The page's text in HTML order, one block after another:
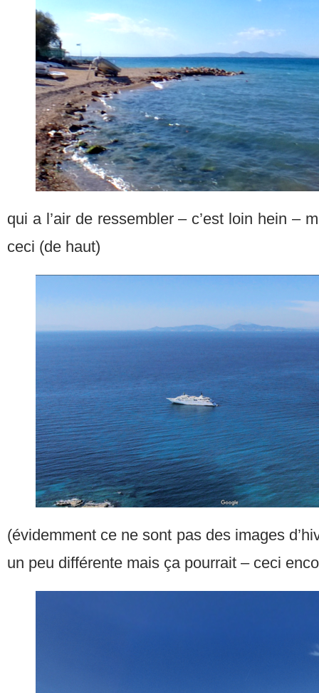
qui a l’air de ressembler – c’est loin hein –
ceci (de haut)
(évidemment ce ne sont pas des images
un peu différente mais ça pourrait – ceci